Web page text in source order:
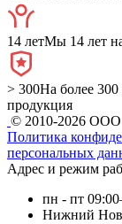
14 летМы 14 лет
> 300На более
продукция
© 2010-2026 ООО
Политика
персональных
Адрес и режим
пн - пт
Нижний